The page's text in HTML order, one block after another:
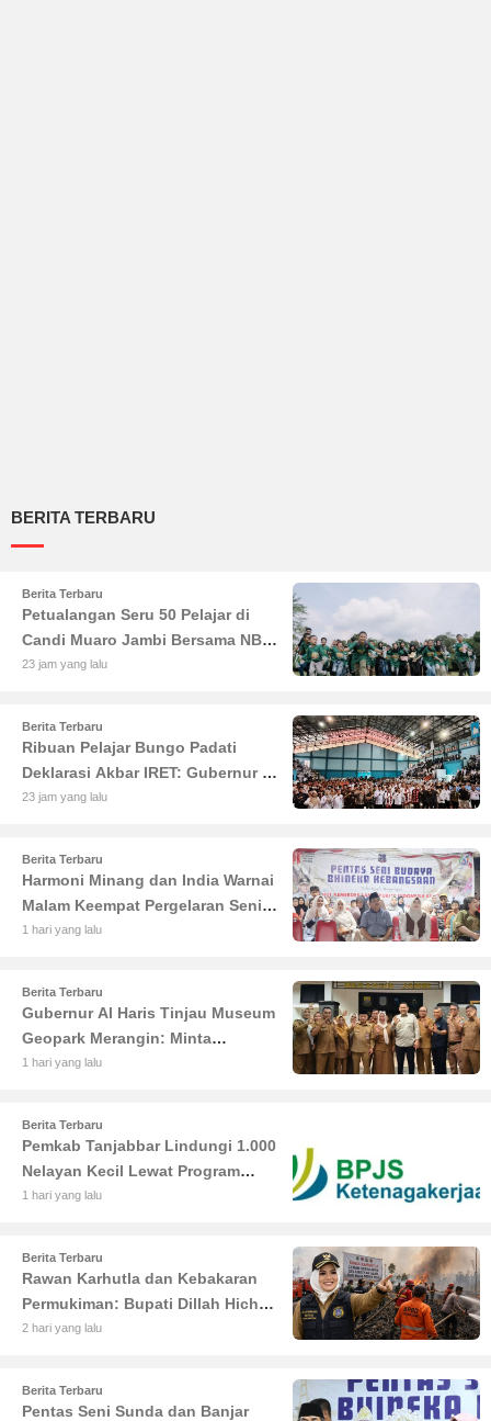
BERITA TERBARU
Berita Terbaru
Petualangan Seru 50 Pelajar di
Candi Muaro Jambi Bersama NBT
Coal Group
23 jam yang lalu
Berita Terbaru
Ribuan Pelajar Bungo Padati
Deklarasi Akbar IRET: Gubernur Al
Haris Sentil Bahaya Judi Online
23 jam yang lalu
Berita Terbaru
Harmoni Minang dan India Warnai
Malam Keempat Pergelaran Seni
Budaya di Alun-Alun Kuala
1 hari yang lalu
Berita Terbaru
Gubernur Al Haris Tinjau Museum
Geopark Merangin: Minta
Pengelola Genjot Inovasi dan
1 hari yang lalu
Berita Terbaru
Pemkab Tanjabbar Lindungi 1.000
Nelayan Kecil Lewat Program
BPJS Ketenagakerjaan
1 hari yang lalu
Berita Terbaru
Rawan Karhutla dan Kebakaran
Permukiman: Bupati Dillah Hich
Larang Camat Tinggalkan Wilayah
2 hari yang lalu
Berita Terbaru
Pentas Seni Sunda dan Banjar